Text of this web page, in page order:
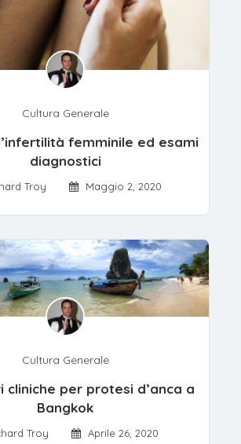
Cultura Generale
femminile ed esami
diagnostici
Troy Maggio 2, 2020
Cultura Generale
cliniche per protesi d’anca a
Bangkok
Troy Aprile 26, 2020